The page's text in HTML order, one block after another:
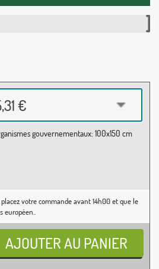
€
gouvernementaux: 100x150 cm
votre commande avant 14h00 et que le